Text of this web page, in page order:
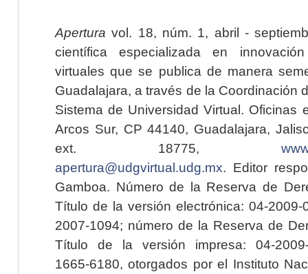
Apertura vol. 18, núm. 1, abril -
científica especializada en
virtuales que se publica de manera
Guadalajara, a través de la Coordinación
Sistema de Universidad Virtual. Oficinas
Arcos Sur, CP 44140, Guadalajara,
ext. 18775,
apertura@udgvirtual.udg.mx. Editor
Gamboa. Número de la Reserva de
Título de la versión electrónica: 04-2009-
2007-1094; número de la Reserva de
Título de la versión impresa: 04-2009-
1665-6180, otorgados por el Instituto